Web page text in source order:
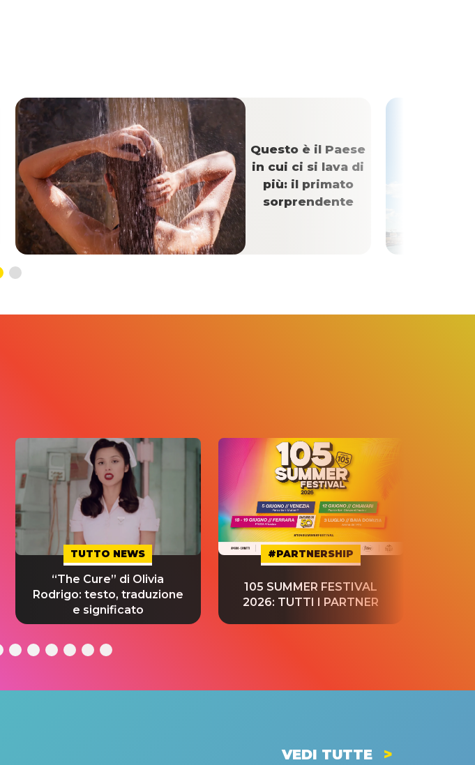
Questo è il Paese
in cui ci si lava di
più: il primato
sorprendente
TUTTO NEWS
“The Cure” di Olivia
Rodrigo: testo, traduzione
e significato
#PARTNERSHIP
105 SUMMER FESTIVAL
2026: TUTTI I PARTNER
VEDI TUTTE